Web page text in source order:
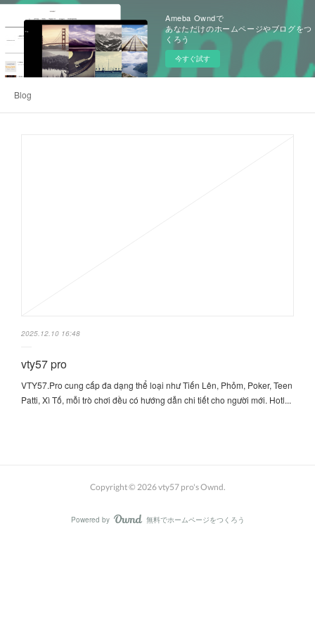
Ameba Owndで
あなただけのホームページやブログをつ
くろう
今すぐ試す
Blog
2025.12.10 16:48
vty57 pro
VTY57.Pro cung cấp đa dạng thể loại như Tiến Lên, Phỏm, Poker, Teen
Patti, Xì Tố, mỗi trò chơi đều có hướng dẫn chi tiết cho người mới. Hotl...
Copyright © 2026vty57 pro's Ownd.
Powered by AmebaOwnd
無料でホームページをつくろう